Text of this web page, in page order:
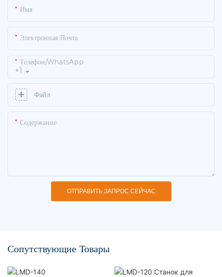
Имя
Электронная Почта
+1
Телефон/WhatsApp
Файл
Содержание
ОТПРАВИТЬ ЗАПРОС СЕЙЧАС
Сопутствующие Товары